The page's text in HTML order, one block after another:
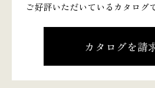
ご好評いただいているカタログ
カタログを請